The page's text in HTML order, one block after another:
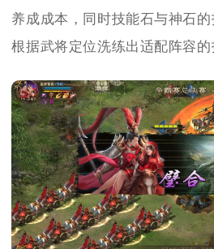
养成成本，同时技能石与神石
根据武将定位洗练出适配阵容的